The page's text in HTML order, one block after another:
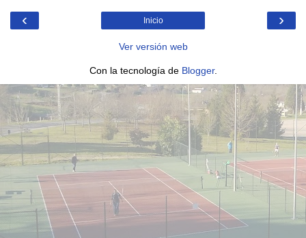
‹ ›
Inicio
Ver versión web
Con la tecnología de Blogger.